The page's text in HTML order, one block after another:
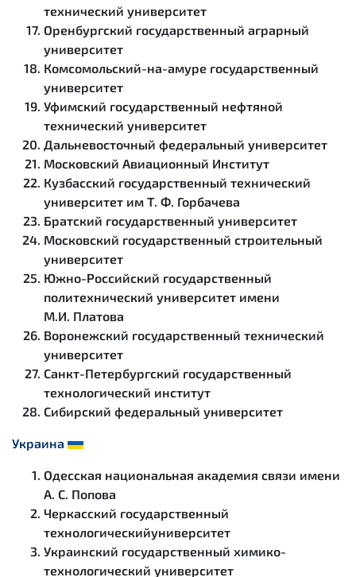
технический университет
Оренбургский государственный аграрный
университет
Комсомольский-на-амуре государственный
университет
Уфимский государственный нефтяной
технический университет
Дальневосточный федеральный университет
Московский Авиационный Институт
Кузбасский государственный технический
университет им Т. Ф. Горбачева
Братский государственный университет
Московский государственный строительный
университет
Южно-Российский государственный
политехнический университет имени
М.И. Платова
Воронежский государственный технический
университет
Санкт-Петербургский государственный
технологический институт
Сибирский федеральный университет
Украина
Одесская национальная академия связи имени
А. С. Попова
Черкасский государственный
технологическийуниверситет
Украинский государственный химико-
технологический университет